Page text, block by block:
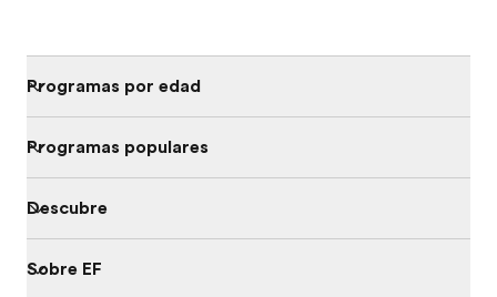
Programas por edad
Programas populares
Descubre
Sobre EF